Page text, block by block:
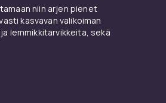
käytännön vinkkejä
kiinnitetään ruuveilla
niin arjen pienet
kasvavan valikoiman
lemmikkitarvikkeita, sekä